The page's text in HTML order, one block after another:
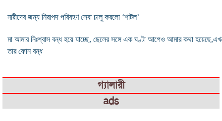
নারীদের জন্য নিরাপদ পরিবহণ সেবা চালু করলো ‘শাটল’
মা আমার নিঃশ্বাস বন্ধ হয়ে যাচ্ছে, ছেলের সঙ্গে এক ঘণ্টা আগেও আমার কথা
তার ফোন বন্ধ
গ্যালারী
ads